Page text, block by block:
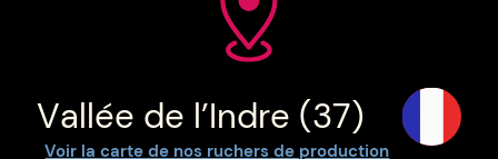
Vallée de l’Indre (37)
Voir la carte de nos ruchers de production